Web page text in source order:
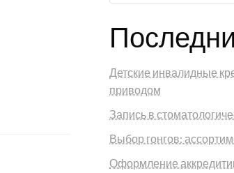
Детские инвалидные
приводом
Запись в
Выбор гонгов:
Оформление